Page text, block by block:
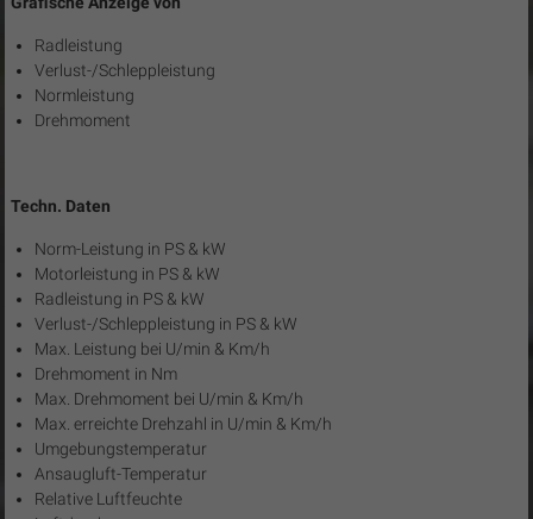
Radleistung
Verlust-/Schleppleistung
Normleistung
Drehmoment
Techn. Daten
Norm-Leistung in PS & kW
Motorleistung in PS & kW
Radleistung in PS & kW
Verlust-/Schleppleistung in PS & kW
Max. Leistung bei U/min & Km/h
Drehmoment in Nm
Max. Drehmoment bei U/min & Km/h
Max. erreichte Drehzahl in U/min & Km/h
Umgebungstemperatur
Ansaugluft-Temperatur
Relative Luftfeuchte